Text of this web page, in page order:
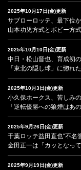
2025年10月17日(金)更新
サブローロッテ、最下位
山本功児方式とボビー方
2025年10月10日(金)更新
中日・松山晋也、育成初
「東北の隠し球」に惚れ
2025年10月3日(金)更新
小久保ホークス、苦しみ
「逆転優勝への狼煙はあ
2025年9月26日(金)更新
千葉ロッテ益田直也“不名
金田正一は「カッとなって
2025年9月19日(金)更新